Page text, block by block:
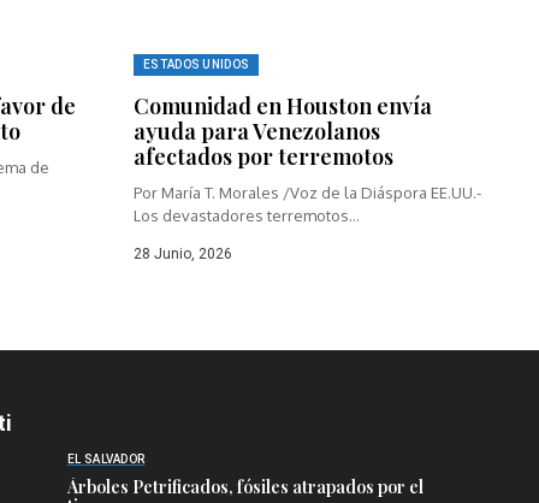
de
de
ESTADOS UNIDOS
Comunidad en Houston envía
ayuda para Venezolanos
afectados por terremotos
Por María T. Morales /Voz de la Diáspora EE.UU.-
Los devastadores terremotos...
28 Junio, 2026
EL SALVADOR
Árboles Petrificados, fósiles atrapados por el